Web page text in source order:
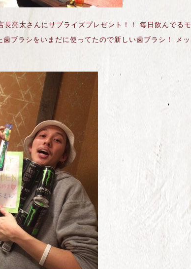
亮太さんにサプライズプレゼント！！ 毎日飲んでるモ
ブラシをいまだに使ってたので新しい歯ブラシ！ メッ